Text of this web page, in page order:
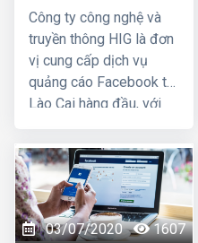
Cai giá rẻ, uy tín
Công ty công nghệ và
truyền thông HIG là đơn
vị cung cấp dịch vụ
quảng cáo Facebook tại
Lào Cai hàng đầu, với
chạy quảng cáo cho
hàng trăm khách hàng
lớn nhỏ ở Hà Nội và các
tỉnh Miền Bắc, chúng tôi
chắc chắn sẽ giúp quý
03/07/2020 1607